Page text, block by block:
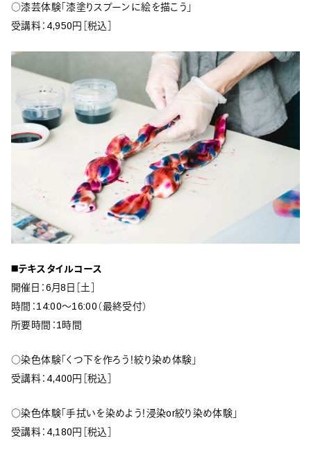
○漆芸体験「漆塗りスプーンに絵を描こう」
受講料：4,950円［税込］
◼️テキスタイルコース
開催日：6月8日［土］
時間：14:00〜16:00（最終受付）
所要時間：1時間
○染色体験「くつ下を作ろう！絞り染め体験」
受講料：4,400円［税込］
○染色体験「手拭いを染めよう！浸染or絞り染め体験」
受講料：4,180円［税込］